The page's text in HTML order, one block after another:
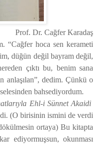
Prof. Dr. Cağfer Karadaş
“Cağfer hoca sen kerameti
düğün değil bayram değil,
çıktı bu, benim sana
anlaşılan”, dedim. Çünkü o
bahsediyordum.
Ehl-i Sünnet Akaidi
(O birisinin ismini de verdi
ortaya) Bu kitapta
ediyormuşsun, okunması